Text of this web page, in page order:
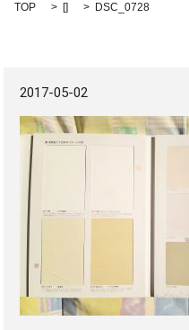
TOP [] DSC_0728
2017-05-02